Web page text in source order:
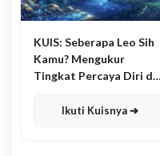
KUIS: Seberapa Leo Sih
Kamu? Mengukur
Tingkat Percaya Diri dan
Ikuti Kuisnya ➔